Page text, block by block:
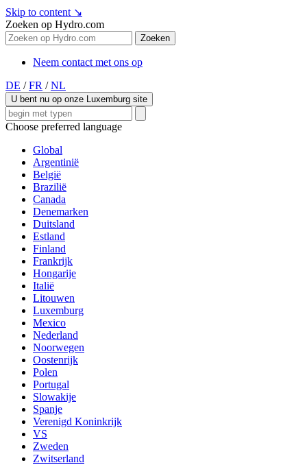
Skip to content ↘
Zoeken op Hydro.com
Zoeken
Neem contact met ons op
DE / FR / NL
U bent nu op onze Luxemburg site
Choose preferred language
Global
Argentinië
België
Brazilië
Canada
Denemarken
Duitsland
Estland
Finland
Frankrijk
Hongarije
Italië
Litouwen
Luxemburg
Mexico
Nederland
Noorwegen
Oostenrijk
Polen
Portugal
Slowakije
Spanje
Verenigd Koninkrijk
VS
Zweden
Zwitserland